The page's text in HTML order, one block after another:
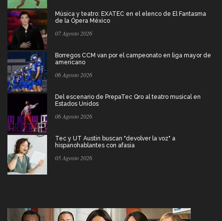
Música y teatro: EXATEC en el elenco de El Fantasma
de la Ópera México
07 Agosto 2026
Borregos CCM van por el campeonato en liga mayor de
americano
06 Agosto 2026
Del escenario de PrepaTec Qro al teatro musical en
Estados Unidos
06 Agosto 2026
Tec y UT Austin buscan "devolver la voz" a
hispanohablantes con afasia
05 Agosto 2026